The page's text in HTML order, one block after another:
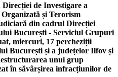
de Investigare a
și Terorism
din cadrul Direcției
București - Serviciul Grupuri
miercuri, 17 percheziții
București și a județelor Ilfov și
unui grup
în săvârșirea infracțiunilor de